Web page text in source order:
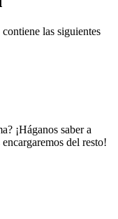
las siguientes
¡Háganos saber a
del resto!